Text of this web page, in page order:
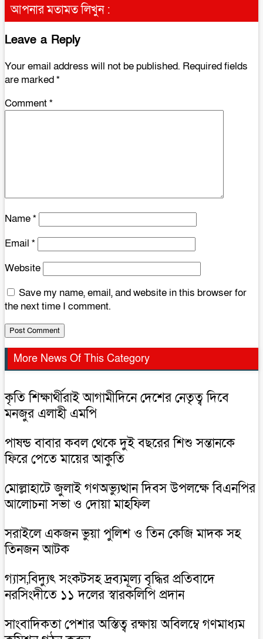
আপনার মতামত লিখুন :
Leave a Reply
Your email address will not be published. Required fields
are marked*
Comment*
Name*
Email *
Website
Save my name, email, and website in this browser for
the next time I comment.
More News Of This Category
কৃতি শিক্ষার্থীরাই আগামীদিনে দেশের নেতৃত্ব দিবে
মনজুর এলাহী এমপি
পাষন্ড বাবার কবল থেকে দুই বছরের শিশু সন্তানকে
ফিরে পেতে মায়ের আকুতি
মোল্লাহাটে জুলাই গণঅভ্যুত্থান দিবস উপলক্ষে বিএনপির
আলোচনা সভা ও দোয়া মাহফিল
সরাইলে একজন ভুয়া পুলিশ ও তিন কেজি মাদক সহ
তিনজন আটক
গ্যাস,বিদ্যুৎ সংকটসহ দ্রব্যমূল্য বৃদ্ধির প্রতিবাদে
নরসিংদীতে ১১ দলের স্বারকলিপি প্রদান
সাংবাদিকতা পেশার অস্তিত্ব রক্ষায় অবিলম্বে গণমাধ্যম